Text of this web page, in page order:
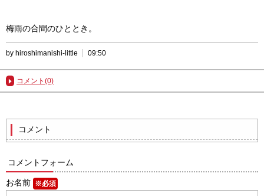
梅雨の合間のひととき。
by hiroshimanishi-little 09:50
コメント(0)
コメント
コメントフォーム
お名前 ※必須